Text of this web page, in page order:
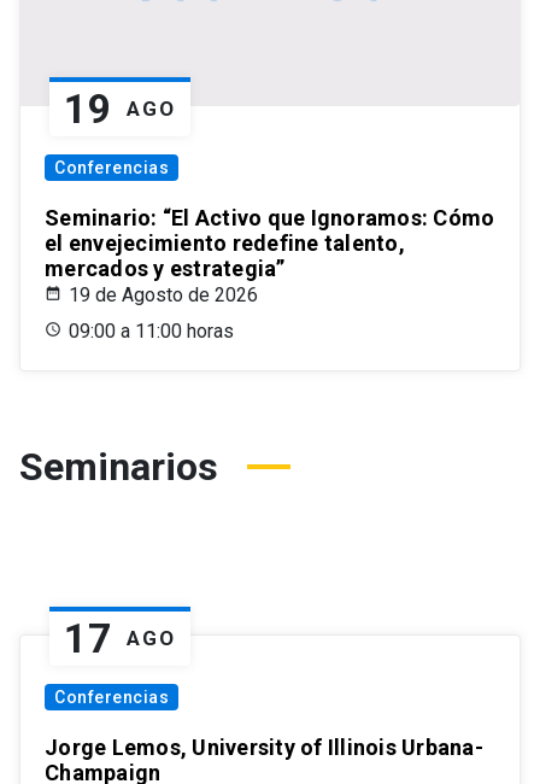
19 AGO
Conferencias
Seminario: “El Activo que Ignoramos: Cómo
el envejecimiento redefine talento,
mercados y estrategia”
19 de Agosto de 2026
09:00 a 11:00 horas
Seminarios
17 AGO
Conferencias
Jorge Lemos, University of Illinois Urbana-
Champaign